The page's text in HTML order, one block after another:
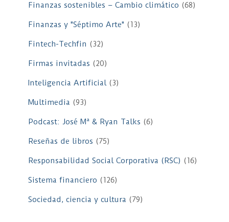
Finanzas sostenibles – Cambio climático (68)
Finanzas y "Séptimo Arte" (13)
Fintech-Techfin (32)
Firmas invitadas (20)
Inteligencia Artificial(3)
Multimedia (93)
Podcast: José Mª & Ryan Talks (6)
Reseñas de libros (75)
Responsabilidad Social Corporativa (RSC) (16)
Sistema financiero (126)
Sociedad, ciencia y cultura (79)